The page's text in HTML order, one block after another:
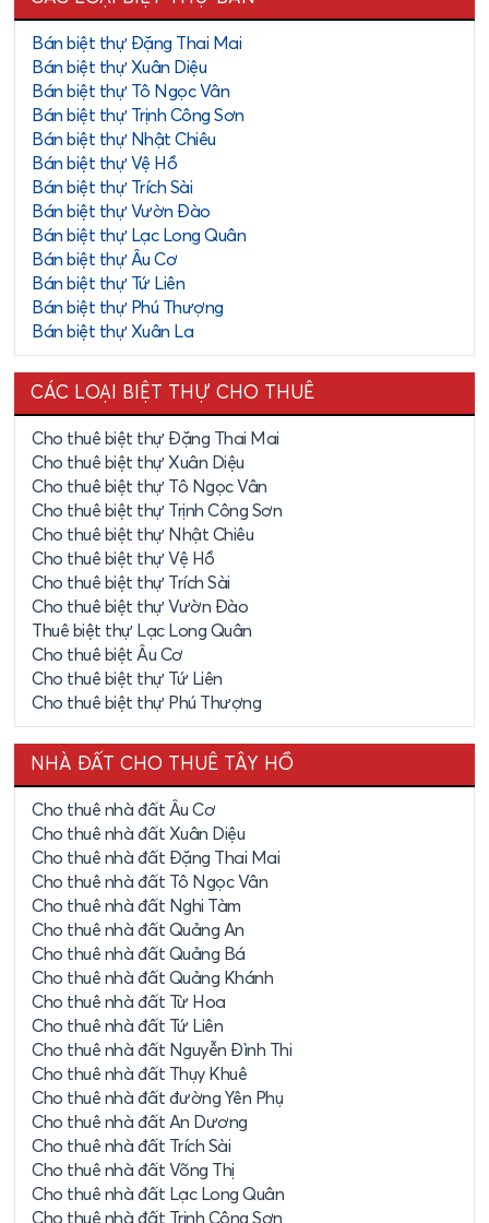
Website:bietthuhotay.com
Xem thêm:
Bán nhà đất Xuân Diệu
Bán nhà đất Tô Ngọc Vân
Bán biệt thự Đặng Thai Mai
Bán biệt thự Xuân Diệu
Bán biệt thự Tô Ngọc Vân
Bán biệt thự Trịnh Công Sơn
Bán biệt thự Nhật Chiêu
Bán biệt thự Vệ Hồ
Bán biệt thự Trích Sài
Bán biệt thự Vườn Đào
Bán biệt thự Lạc Long Quân
Bán biệt thự Âu Cơ
Bán biệt thự Tứ Liên
Bán biệt thự Phú Thượng
Bán biệt thự Xuân La
CÁC LOẠI BIỆT THỰ CHO THUÊ
Cho thuê biệt thự Đặng Thai Mai
Cho thuê biệt thự Xuân Diệu
Cho thuê biệt thự Tô Ngọc Vân
Cho thuê biệt thự Trịnh Công Sơn
Cho thuê biệt thự Nhật Chiêu
Cho thuê biệt thự Vệ Hồ
Cho thuê biệt thự Trích Sài
Cho thuê biệt thự Vườn Đào
Thuê biệt thự Lạc Long Quân
Cho thuê biệt Âu Cơ
Cho thuê biệt thự Tứ Liên
Cho thuê biệt thự Phú Thượng
NHÀ ĐẤT CHO THUÊ TÂY HỒ
Cho thuê nhà đất Âu Cơ
Cho thuê nhà đất Xuân Diệu
Cho thuê nhà đất Đặng Thai Mai
Cho thuê nhà đất Tô Ngọc Vân
Cho thuê nhà đất Nghi Tàm
Cho thuê nhà đất Quảng An
Cho thuê nhà đất Quảng Bá
Cho thuê nhà đất Quảng Khánh
Cho thuê nhà đất Từ Hoa
Cho thuê nhà đất Tứ Liên
Cho thuê nhà đất Nguyễn Đình Thi
Cho thuê nhà đất Thụy Khuê
Cho thuê nhà đất đường Yên Phụ
Cho thuê nhà đất An Dương
Cho thuê nhà đất Trích Sài
Cho thuê nhà đất Võng Thị
Cho thuê nhà đất Lạc Long Quân
Cho thuê nhà đất Trịnh Công Sơn